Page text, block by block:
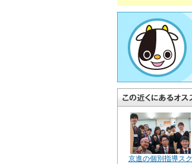
京進の個別指導スク